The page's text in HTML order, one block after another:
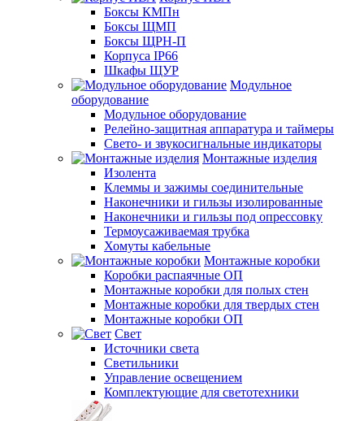
Боксы КМПн
Боксы ЩМП
Боксы ЩРН-П
Корпуса IP66
Шкафы ЩУР
Модульное
оборудование
Модульное оборудование
Релейно-защитная аппаратура и таймеры
Свето- и звукосигнальные индикаторы
Монтажные изделия
Изолента
Клеммы и зажимы соединительные
Наконечники и гильзы изолированные
Наконечники и гильзы под опрессовку
Термоусаживаемая трубка
Хомуты кабельные
Монтажные коробки
Коробки распаячные ОП
Монтажные коробки для полых стен
Монтажные коробки для твердых стен
Монтажные коробки ОП
Свет
Источники света
Светильники
Управление освещением
Комплектующие для светотехники